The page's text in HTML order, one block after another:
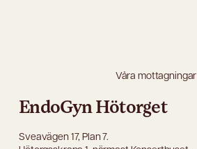
Våra mottagningar
EndoGyn Hötorget
Sveavägen 17, Plan 7.